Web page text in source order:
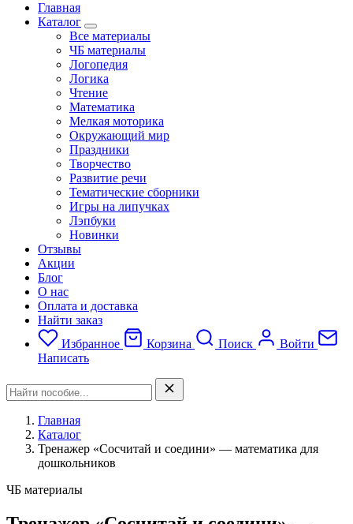
Главная
Каталог
Все материалы
ЧБ материалы
Логопедия
Логика
Чтение
Математика
Мелкая моторика
Окружающий мир
Праздники
Творчество
Развитие речи
Тематические сборники
Игры на липучках
Лэпбуки
Новинки
Отзывы
Акции
Блог
О нас
Оплата и доставка
Найти заказ
Избранное
Корзина Поиск
Войти
Написать
Главная
Каталог
Тренажер «Сосчитай и соедини» — математика для
дошкольников
ЧБ материалы